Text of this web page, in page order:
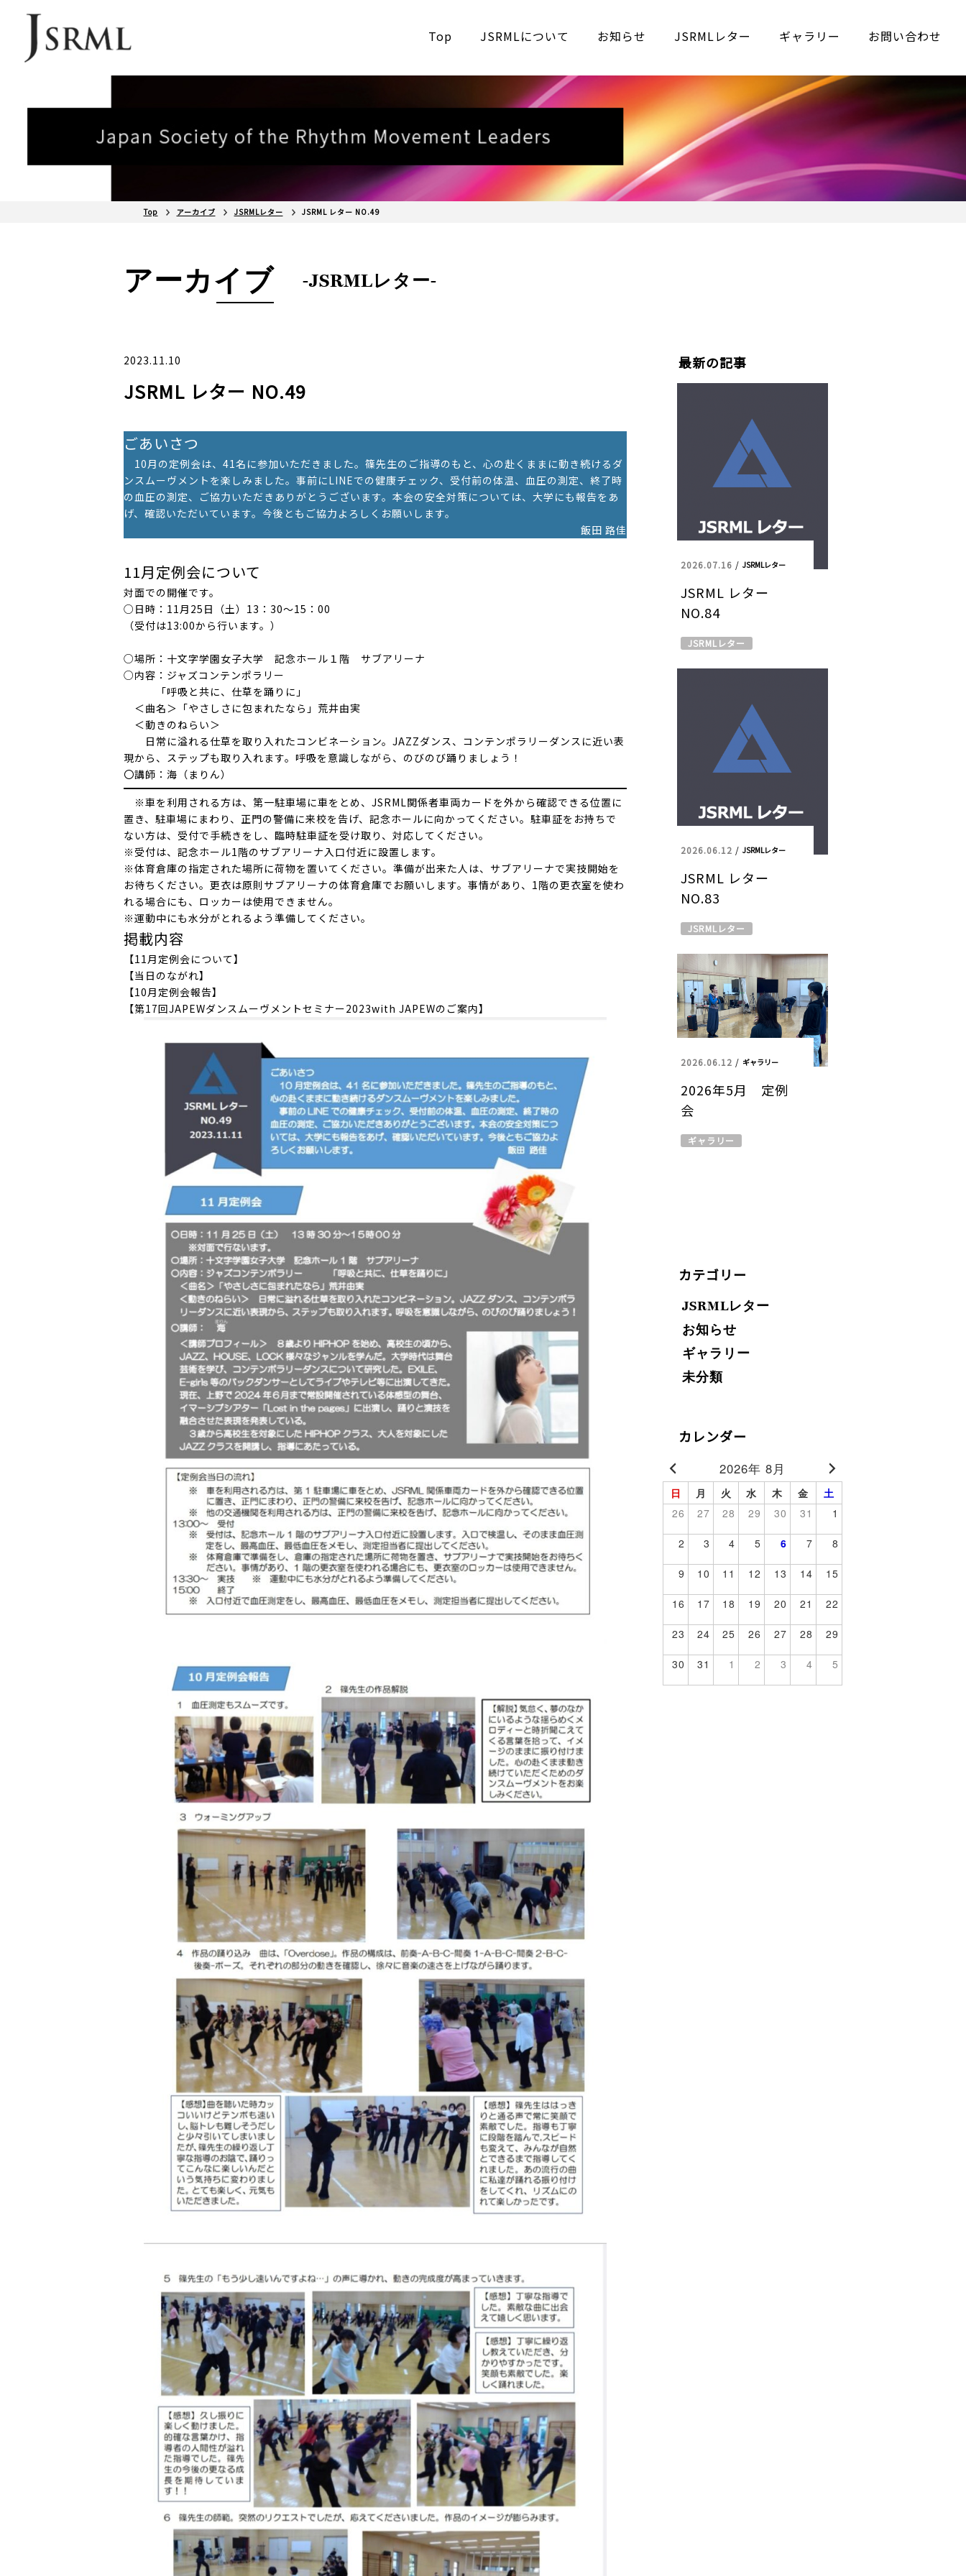
Top JSRMLについて お知らせ JSRMLレター ギャラリー お問い合わせ
Top アーカイブ JSRMLレター JSRML レター NO.49
アーカイブ -JSRMLレター-
2023.11.10
JSRML レター NO.49
ごあいさつ
10月の定例会は、41名に参加いただきました。篠先生のご指導のもと、心の赴くままに動き続けるダ
ンスムーヴメントを楽しみました。事前にLINEでの健康チェック、受付前の体温、血圧の測定、終了時
の血圧の測定、ご協力いただきありがとうございます。本会の安全対策については、大学にも報告をあ
げ、確認いただいています。今後ともご協力よろしくお願いします。
飯田 路佳
11月定例会について
対面での開催です。
○日時：11月25日（土） 13：30～15：00
（受付は13:00から行います。）
○場所：十文字学園女子大学 記念ホール１階 サブアリーナ
○内容：ジャズコンテンポラリー
「呼吸と共に、仕草を踊りに」
＜曲名＞「やさしさに包まれたなら」荒井由実
＜動きのねらい＞
日常に溢れる仕草を取り入れたコンビネーション。JAZZダンス、コンテンポラリーダンスに近い表
現から、ステップも取り入れます。呼吸を意識しながら、のびのび踊りましょう！
〇講師：海（まりん）
※車を利用される方は、第一駐車場に車をとめ、JSRML関係者車両カードを外から確認できる位置に
置き、駐車場にまわり、正門の警備に来校を告げ、記念ホールに向かってください。駐車証をお持ちで
ない方は、受付で手続きをし、臨時駐車証を受け取り、対応してください。
※受付は、記念ホール1階のサブアリーナ入口付近に設置します。
※体育倉庫の指定された場所に荷物を置いてください。準備が出来た人は、サブアリーナで実技開始を
お待ちください。更衣は原則サブアリーナの体育倉庫でお願いします。事情があり、1階の更衣室を使わ
れる場合にも、ロッカーは使用できません。
※運動中にも水分がとれるよう準備してください。
掲載内容
【11月定例会について】
【当日のながれ】
【10月定例会報告】
【第17回JAPEWダンスムーヴメントセミナー2023with JAPEWのご案内】
最新の記事
2026.07.16 / JSRMLレター
JSRML レター
NO.84
JSRMLレター
2026.06.12 / JSRMLレター
JSRML レター
NO.83
JSRMLレター
2026.06.12 / ギャラリー
2026年5月 定例
会
ギャラリー
カテゴリー
JSRMLレター
お知らせ
ギャラリー
未分類
カレンダー
2026年 8月
日 月 火 水 木 金
土
26
27 28 29 30 31 1
2 3 4 5 6 7 8
9 10 11 12 13 14 15
16 17 18 19 20 21 22
23 24 25 26 27 28 29
30 31 1 2 3 4 5